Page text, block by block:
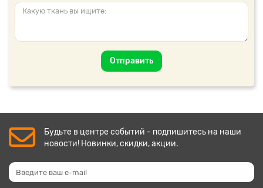
Отправить
Будьте в центре событий - подпишитесь на наши
новости! Новинки, скидки, акции.